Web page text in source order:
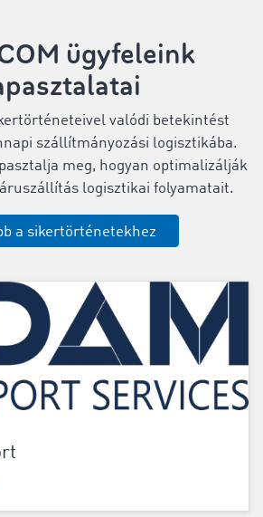
ügyfeleink
valódi betekintést
szállítmányozási logisztikába.
meg, hogyan optimalizálják
logisztikai folyamatait.
a sikertörténetekhez